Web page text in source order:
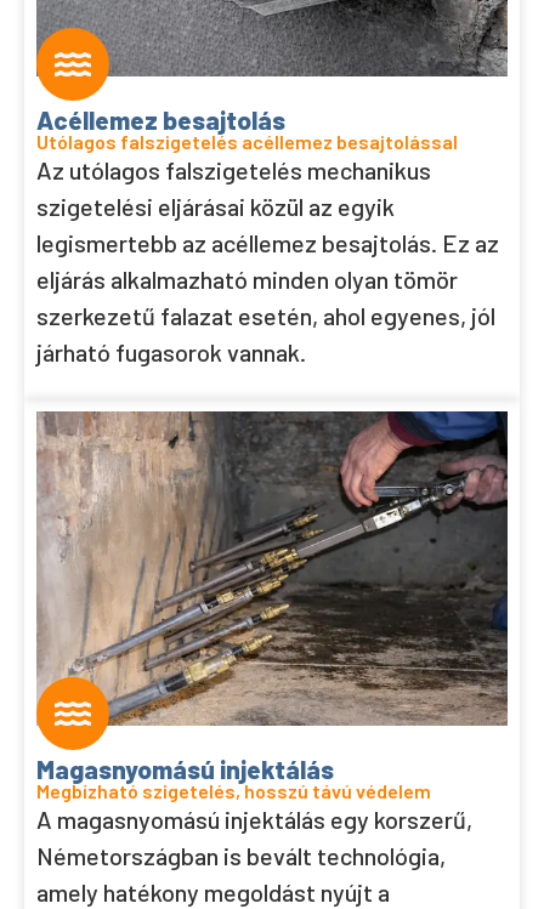
Acéllemez besajtolás
Utólagos falszigetelés acéllemez besajtolással
Az utólagos falszigetelés mechanikus
szigetelési eljárásai közül az egyik
legismertebb az acéllemez besajtolás. Ez az
eljárás alkalmazható minden olyan tömör
szerkezetű falazat esetén, ahol egyenes, jól
járható fugasorok vannak.
Magasnyomású injektálás
Megbízható szigetelés, hosszú távú védelem
A magasnyomású injektálás egy korszerű,
Németországban is bevált technológia,
amely hatékony megoldást nyújt a